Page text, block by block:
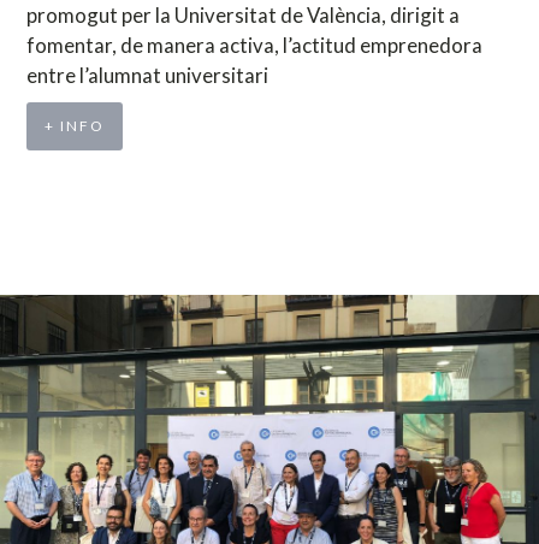
promogut per la Universitat de València, dirigit a
fomentar, de manera activa, l’actitud emprenedora
entre l’alumnat universitari
+ INFO